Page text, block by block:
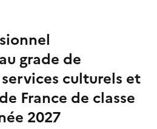
grade de
culturels et
France de classe
2027